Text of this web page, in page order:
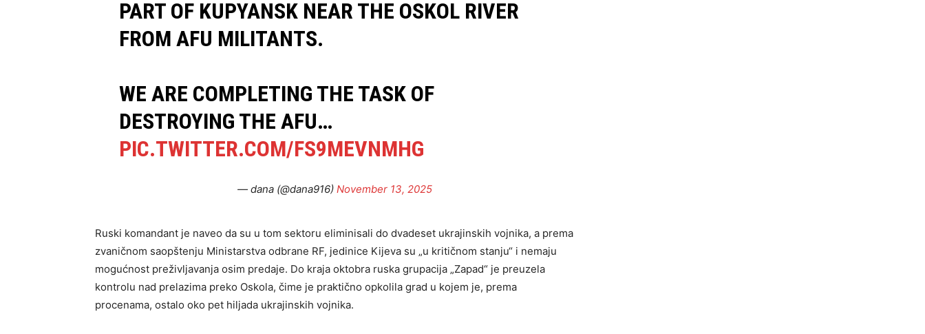
PART OF KUPYANSK NEAR THE OSKOL RIVER
FROM AFU MILITANTS.
WE ARE COMPLETING THE TASK OF
DESTROYING THE AFU…
PIC.TWITTER.COM/FS9MEVNMHG
— dana (@dana916) November 13, 2025
Ruski komandant je naveo da su u tom sektoru eliminisali do dvadeset ukrajinskih vojnika, a prema
zvaničnom saopštenju Ministarstva odbrane RF, jedinice Kijeva su „u kritičnom stanju“ i nemaju
mogućnost preživljavanja osim predaje. Do kraja oktobra ruska grupacija „Zapad“ je preuzela
kontrolu nad prelazima preko Oskola, čime je praktično opkolila grad u kojem je, prema
procenama, ostalo oko pet hiljada ukrajinskih vojnika.